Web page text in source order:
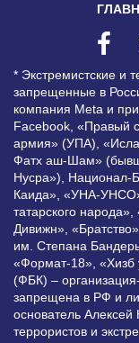
* Экстремистские и
запрещенные в
компания Meta и
Facebook, «Правый
армия» (УПА),
Фатх аш-Шам»
Нусра»), Национал-
Каида», «УНА-
татарского
Дивижн»,
им. Степана
«Формат-18», «Хизб
(ФБК) –
запрещена в РФ и
основатель
террористов и